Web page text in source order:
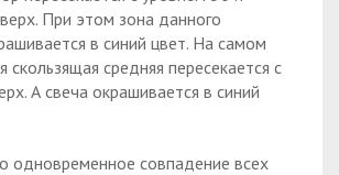
При этом зона данного
в синий цвет. На самом
скользящая средняя пересекается с
А свеча окрашивается в синий
одновременное совпадение всех